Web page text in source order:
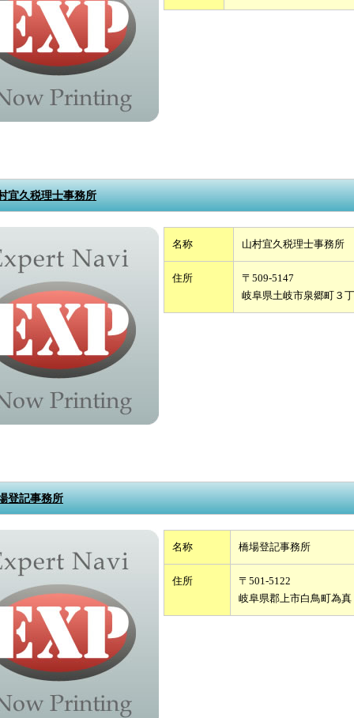
宜久税理士事務所
名称 山村宜久税理士事務所
住所
〒509-5147
岐阜県土岐市泉郷町３
登記事務所
名称 橋場登記事務所
住所
〒501-5122
岐阜県郡上市白鳥町為